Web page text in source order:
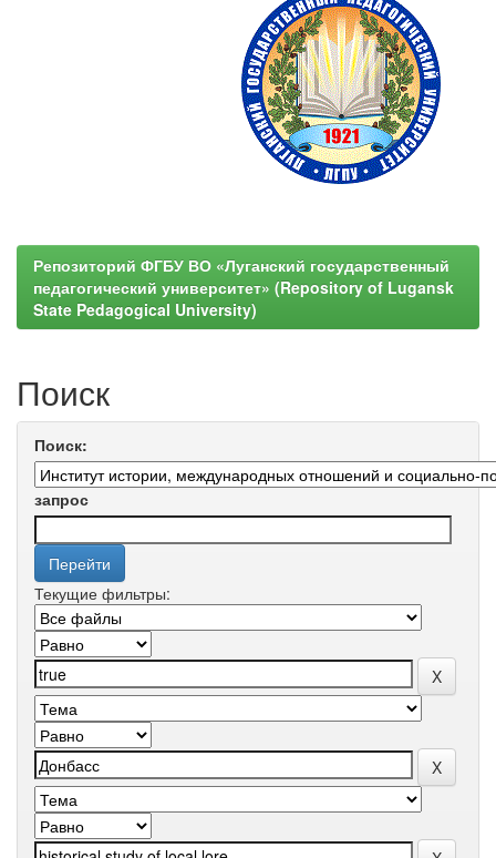
Репозиторий ФГБУ ВО «Луганский государственный
педагогический университет» (Repository of Lugansk
State Pedagogical University)
Поиск
Поиск:
запрос
Текущие фильтры: